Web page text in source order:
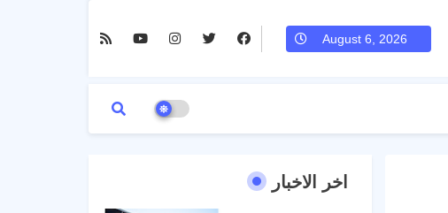
August 6, 2026
اخر الاخبار